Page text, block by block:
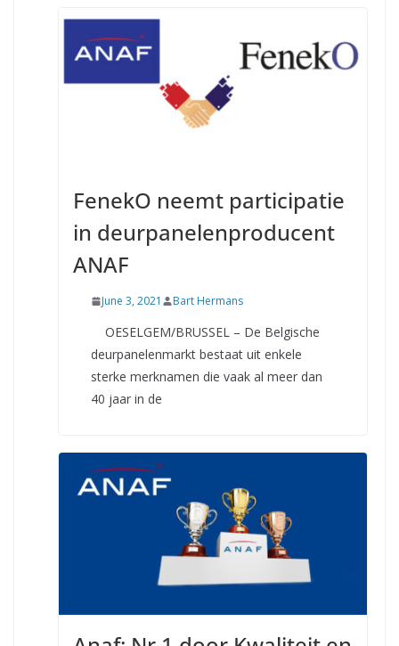
FenekO neemt participatie
in deurpanelenproducent
ANAF
June 3, 2021 Bart Hermans
OESELGEM/BRUSSEL – De Belgische
deurpanelenmarkt bestaat uit enkele
sterke merknamen die vaak al meer dan
40 jaar in de